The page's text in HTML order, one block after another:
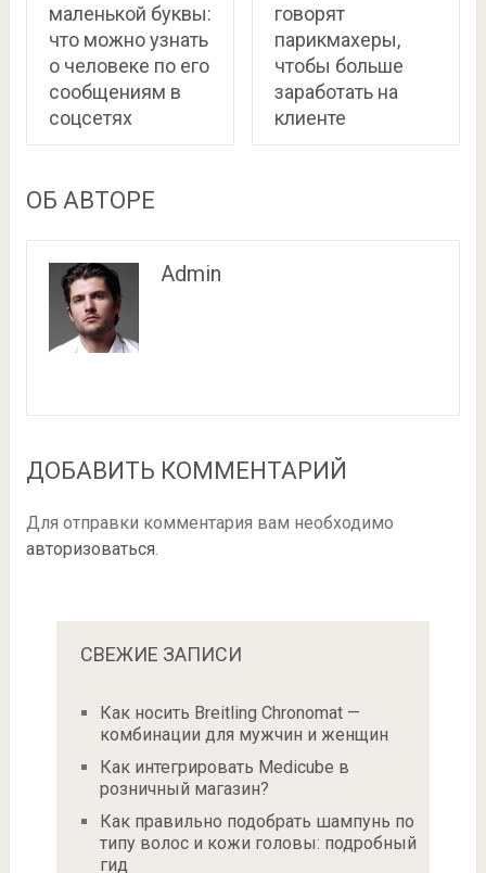
маленькой буквы:
что можно узнать
о человеке по его
сообщениям в
соцсетях
говорят
парикмахеры,
чтобы больше
заработать на
клиенте
ОБ АВТОРЕ
Admin
ДОБАВИТЬ КОММЕНТАРИЙ
Для отправки комментария вам необходимо
авторизоваться.
СВЕЖИЕ ЗАПИСИ
Как носить Breitling Chronomat —
комбинации для мужчин и женщин
Как интегрировать Medicube в
розничный магазин?
Как правильно подобрать шампунь по
типу волос и кожи головы: подробный
гид